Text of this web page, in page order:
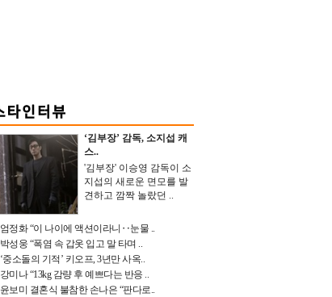
‘김부장’ 감독, 소지섭 캐
스..
'김부장' 이승영 감독이 소
지섭의 새로운 면모를 발
견하고 깜짝 놀랐던 ..
엄정화 “이 나이에 액션이라니‥눈물 ..
박성웅 “폭염 속 갑옷 입고 말 타며 ..
‘중소돌의 기적’ 키오프, 3년만 사옥..
강미나 “13kg 감량 후 예쁘다는 반응 ..
윤보미 결혼식 불참한 손나은 “판다로..